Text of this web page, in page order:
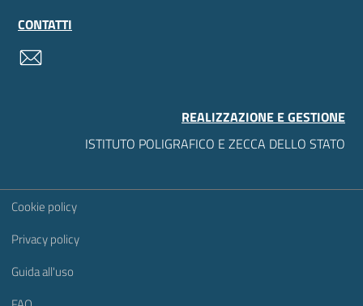
CONTATTI
REALIZZAZIONE E GESTIONE
ISTITUTO POLIGRAFICO E ZECCA DELLO STATO
Sezione Link Utili
Cookie policy
Privacy policy
Guida all'uso